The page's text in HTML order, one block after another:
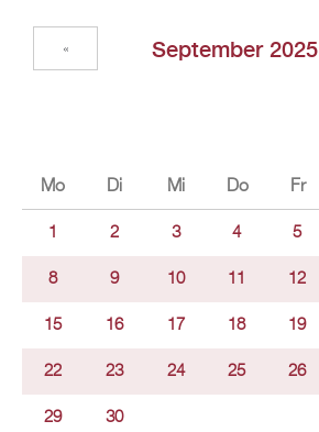
September 2025
«
Mo Di Mi Do Fr
1 2 3 4 5
8 9 10 11 12
15 16 17 18 19
22 23 24 25 26
29 30